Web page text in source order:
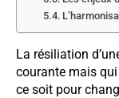
La résiliation
courante mais
ce soit pour